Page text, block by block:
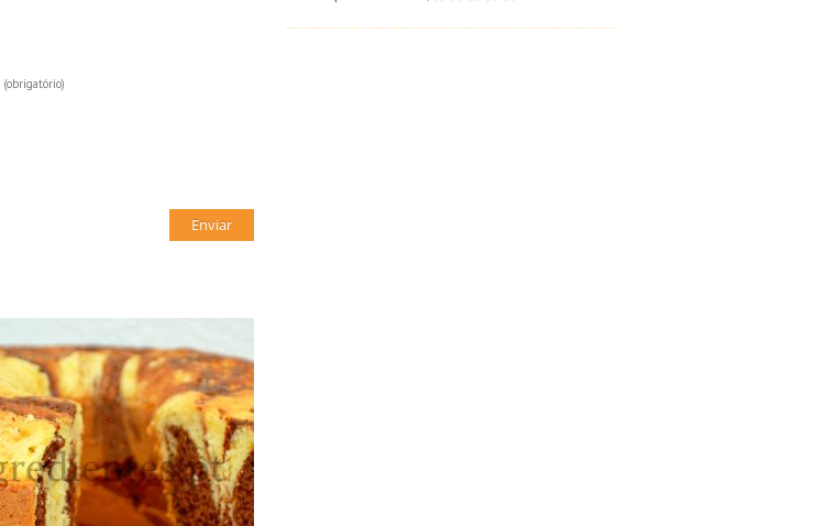
(obrigatório)
8 Doses
8 Pessoas
25Min